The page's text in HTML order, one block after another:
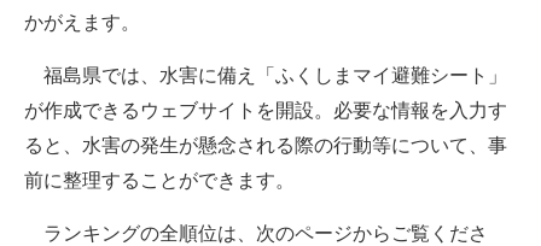
かがえます。
福島県では、水害に備え「ふくしまマイ避難シート」
が作成できるウェブサイトを開設。必要な情報を入力す
ると、水害の発生が懸念される際の行動等について、事
前に整理することができます。
ランキングの全順位は、次のページからご覧くださ